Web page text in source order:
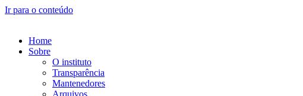
Ir para o conteúdo
Home
Sobre
O instituto
Transparência
Mantenedores
Arquivos